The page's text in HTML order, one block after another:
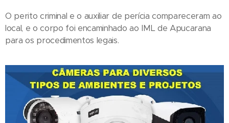
O perito criminal e o auxiliar de perícia compareceram ao
local, e o corpo foi encaminhado ao IML de Apucarana
para os procedimentos legais.